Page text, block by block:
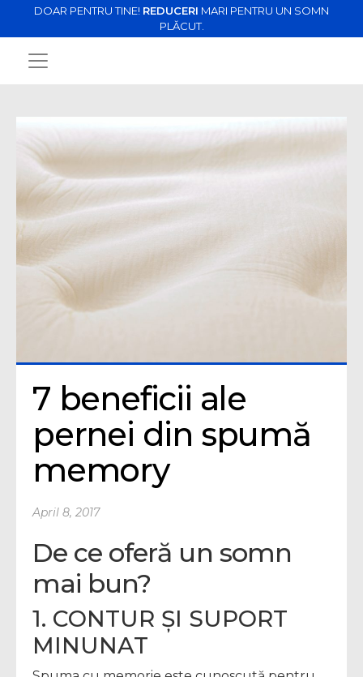
DOAR PENTRU TINE! REDUCERI MARI PENTRU UN SOMN
PLĂCUT.
7 beneficii ale
pernei din spumă
memory
April 8, 2017
De ce oferă un somn
mai bun?
1. CONTUR ȘI SUPORT
MINUNAT